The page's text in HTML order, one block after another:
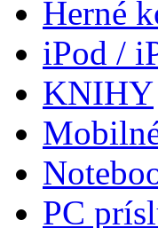
Herné
iPod /
KNIHY
PC